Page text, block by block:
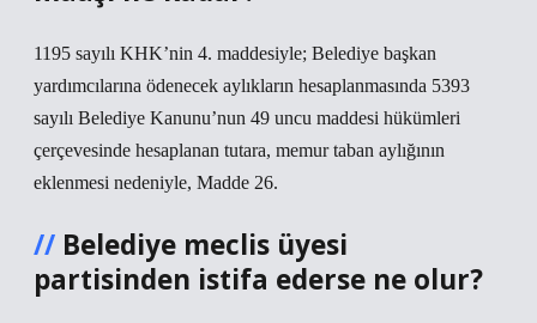
1195 sayılı KHK’nin 4. maddesiyle; Belediye başkan
yardımcılarına ödenecek aylıkların hesaplanmasında 5393
sayılı Belediye Kanunu’nun 49 uncu maddesi hükümleri
çerçevesinde hesaplanan tutara, memur taban aylığının
eklenmesi nedeniyle, Madde 26.
Belediye meclis üyesi
partisinden istifa ederse ne olur?